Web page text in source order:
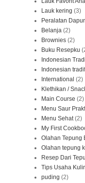
Lauk kering (3)
Peralatan Dapur
Belanja (2)
Brownies (2)
Buku Resepku
Indonesian
Indonesian
International (2)
Klethikan /
Main Course (2)
Menu Saur
Menu Sehat (2)
My First
Olahan Tepung
Olahan tepung
Resep Dari
Tips Usaha
puding (2)